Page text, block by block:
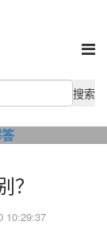
？
10:29:37